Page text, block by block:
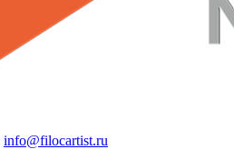
info@filocartist.ru